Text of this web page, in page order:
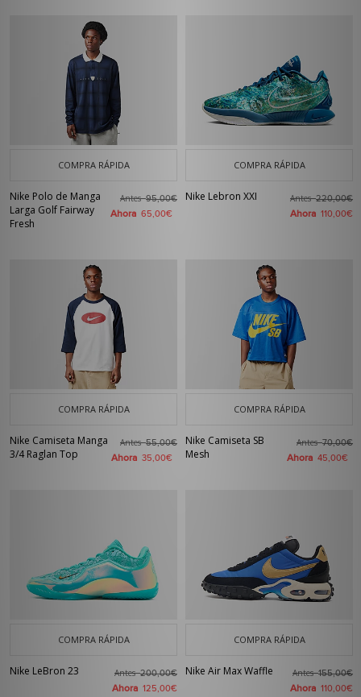
COMPRA RÁPIDA
Nike Polo de Manga
Larga Golf Fairway
Fresh
Antes95,00€
Ahora 65,00€
COMPRA RÁPIDA
Nike Lebron XXI Antes220,00€
Ahora 110,00€
COMPRA RÁPIDA
Nike Camiseta Manga
3/4 Raglan Top
Antes55,00€
Ahora 35,00€
COMPRA RÁPIDA
Nike Camiseta SB
Mesh
Antes70,00€
Ahora 45,00€
COMPRA RÁPIDA
Nike LeBron 23 Antes200,00€
Ahora 125,00€
COMPRA RÁPIDA
Nike Air Max Waffle Antes155,00€
Ahora 110,00€